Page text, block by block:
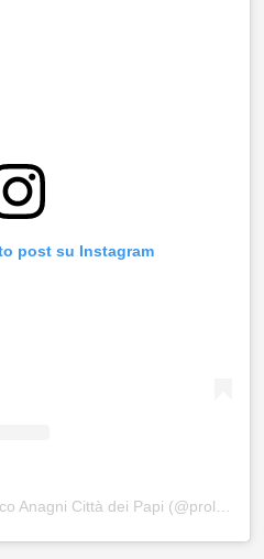
post su Instagram
Un post condiviso da Pro Loco Anagni Città dei Papi (@prolocoanagnicittadeipapi)